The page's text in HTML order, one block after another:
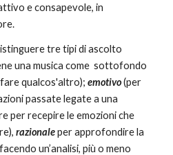
e consapevole, in
tre tipi di ascolto
una musica come sottofondo
fare qualcos'altro);emotivo(per
passate legate a una
per recepire le emozioni che
razionaleper approfondire la
un’analisi, più o meno